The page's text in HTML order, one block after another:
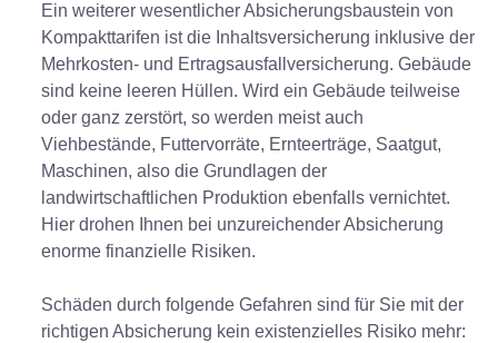
Ein weiterer wesentlicher Absicherungsbaustein von
Kompakttarifen ist die Inhaltsversicherung inklusive der
Mehrkosten- und Ertragsausfallversicherung. Gebäude
sind keine leeren Hüllen. Wird ein Gebäude teilweise
oder ganz zerstört, so werden meist auch
Viehbestände, Futtervorräte, Ernteerträge, Saatgut,
Maschinen, also die Grundlagen der
landwirtschaftlichen Produktion ebenfalls vernichtet.
Hier drohen Ihnen bei unzureichender Absicherung
enorme finanzielle Risiken.
Schäden durch folgende Gefahren sind für Sie mit der
richtigen Absicherung kein existenzielles Risiko mehr: